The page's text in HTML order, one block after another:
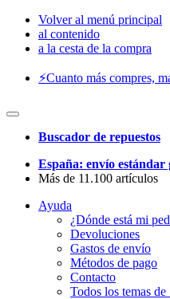
Volver al menú principal
al contenido
a la cesta de la compra
⚡️Cuanto más compres,
Buscador de repuestos
España: envío
Más de 11.100 artículos
Ayuda
¿Dónde está mi
Devoluciones
Gastos de envío
Métodos de pago
Contacto
Todos los temas